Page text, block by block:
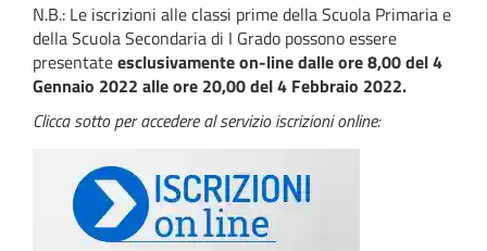
N.B.: Le iscrizioni alle classi prime della Scuola Primaria e
della Scuola Secondaria di I Grado possono essere
presentateesclusivamente on-linedalleore 8,00 del 4
Gennaio 2022 alle ore 20,00 del 4 Febbraio 2022.
Clicca sotto per accedere al servizio iscrizioni online: